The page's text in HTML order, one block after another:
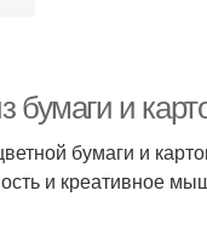
бумаги и
бумаги и
и креативное